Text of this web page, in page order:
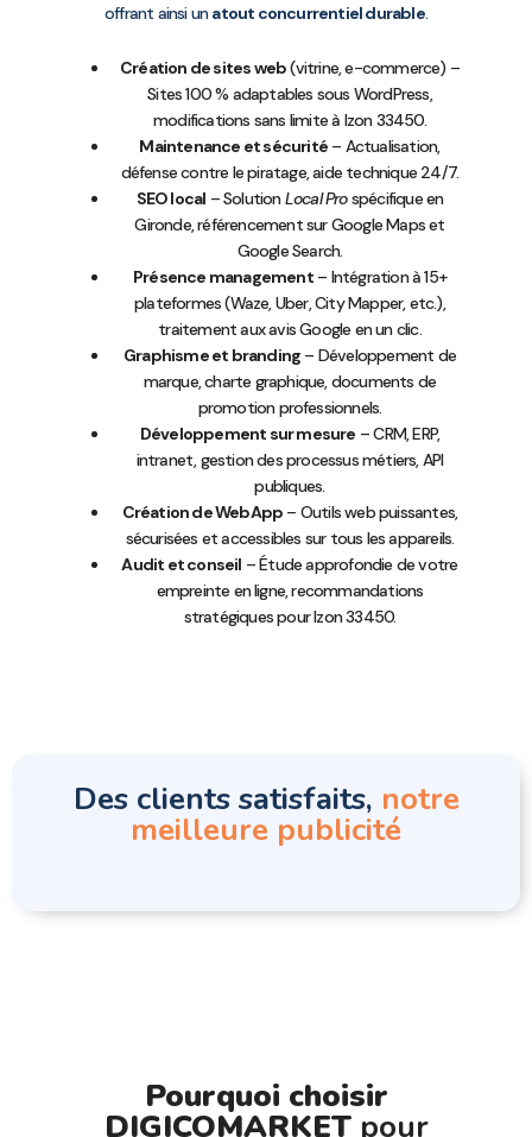
offrant ainsi unatout concurrentiel durable.
Création de sites web(vitrine, e-commerce) –
Sites 100 % adaptables sous WordPress,
modifications sans limite à Izon 33450.
Maintenance et sécurité – Actualisation,
défense contre le piratage, aide technique 24/7.
SEO local – SolutionLocal Prospécifique en
Gironde, référencement sur Google Maps et
Google Search.
Présence management– Intégration à 15+
plateformes (Waze, Uber, City Mapper, etc.),
traitement aux avis Google en un clic.
Graphisme et branding – Développement de
marque, charte graphique, documents de
promotion professionnels.
Développement sur mesure – CRM, ERP,
intranet, gestion des processus métiers, API
publiques.
Création de WebApp – Outils web puissantes,
sécurisées et accessibles sur tous les appareils.
Audit et conseil – Étude approfondie de votre
empreinte en ligne, recommandations
stratégiques pour Izon 33450.
Des clients satisfaits, notre
meilleure publicité
Pourquoi choisir
DIGICOMARKETpour